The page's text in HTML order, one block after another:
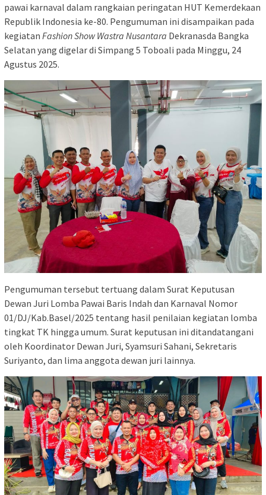
pawai karnaval dalam rangkaian peringatan HUT Kemerdekaan
Republik Indonesia ke-80. Pengumuman ini disampaikan pada
kegiatan Fashion Show Wastra Nusantara Dekranasda Bangka
Selatan yang digelar di Simpang 5 Toboali pada Minggu, 24
Agustus 2025.
Pengumuman tersebut tertuang dalam Surat Keputusan
Dewan Juri Lomba Pawai Baris Indah dan Karnaval Nomor
01/DJ/Kab.Basel/2025 tentang hasil penilaian kegiatan lomba
tingkat TK hingga umum. Surat keputusan ini ditandatangani
oleh Koordinator Dewan Juri, Syamsuri Sahani, Sekretaris
Suriyanto, dan lima anggota dewan juri lainnya.